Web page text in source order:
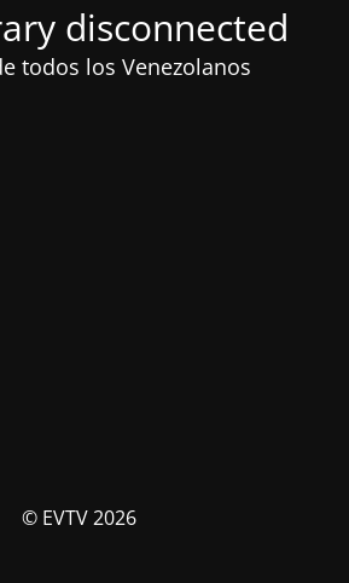
disconnected
todos los Venezolanos
© EVTV 2026